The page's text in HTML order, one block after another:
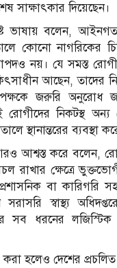
সাক্ষাৎকার দিয়েছেন।
ভাষায় বলেন,
কোনো নাগরিকের
নয়। যে সমস্ত
আছেন, তাদের
জরুরি অনুরোধ
রোগীদের নিকটস্থ
স্থানান্তরের ব্যবস্থা
আশ্বস্ত করে বলেন,
রাখার ক্ষেত্রে
বা কারিগরি
স্বাস্থ্য
সব ধরনের লজিস্টিক
করা হলেও দেশের